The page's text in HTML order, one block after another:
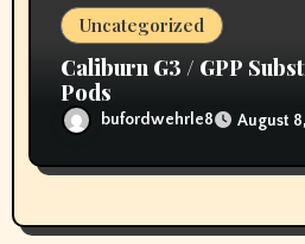
Uncategorized
Caliburn G3 / GPP
Pods
bufordwehrle8 August